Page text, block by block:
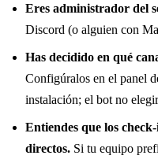
Eres administrador del
Discord (o alguien con
Has decidido en qué
Configúralos en el panel
instalación; el bot no
Entiendes que los
directos. Si tu equipo